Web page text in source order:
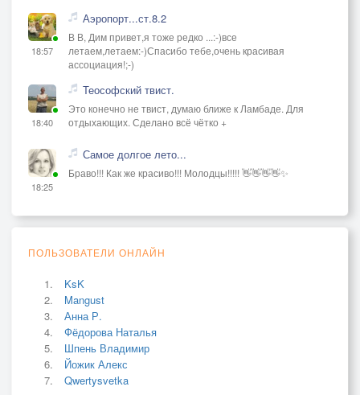
18:57
Аэропорт...ст.8.2
В В, Дим привет,я тоже редко ...:-)все
летаем,летаем:-)Спасибо тебе,очень красивая
ассоциация!;-)
18:40
Теософский твист.
Это конечно не твист, думаю ближе к Ламбаде. Для
отдыхающих. Сделано всё чётко +
18:25
Самое долгое лето...
Браво!!! Как же красиво!!! Молодцы!!!!! 👋👋👋👋✨
ПОЛЬЗОВАТЕЛИ ОНЛАЙН
KsK
Mangust
Анна Р.
Фёдорова Наталья
Шпень Владимир
Йожик Алекс
Qwertysvetka